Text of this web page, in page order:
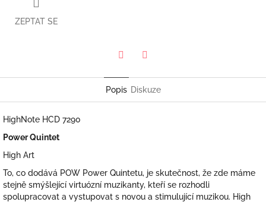
ZEPTAT SE
Popis Diskuze
HighNote HCD 7290
Power Quintet
High Art
To, co dodává POW Power Quintetu, je skutečnost, že zde máme
stejně smýšlející virtuózní muzikanty, kteří se rozhodli
spolupracovat a vystupovat s novou a stimulující muzikou. High